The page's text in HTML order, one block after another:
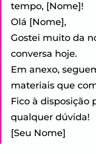
tempo, [Nome]!
Olá [Nome],
Gostei muito da
conversa hoje.
Em anexo,
materiais que
Fico à disposição
qualquer dúvida!
[Seu Nome]